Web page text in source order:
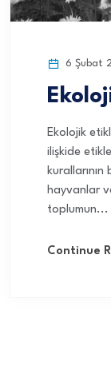
6 Şubat
Ekolojik
ilişkide
hayvanlar
toplumun...
Continue